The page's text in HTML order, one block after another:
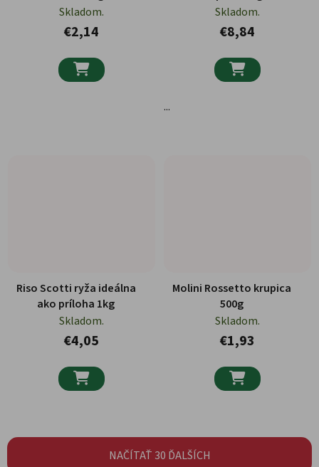
Skladom.
€2,14

Skladom.
€8,84

...
Riso Scotti ryža ideálna
ako príloha 1kg
Skladom.
€4,05

Molini Rossetto krupica
500g
Skladom.
€1,93

NAČÍTAŤ 30 ĎALŠÍCH